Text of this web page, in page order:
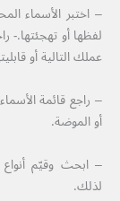
– اختبر الأسماء
لفظها أو تهجئتها.-
عملك التالية أو
– راجع قائمة
أو الموضة.
– ابحث وقيّم
لذلك.